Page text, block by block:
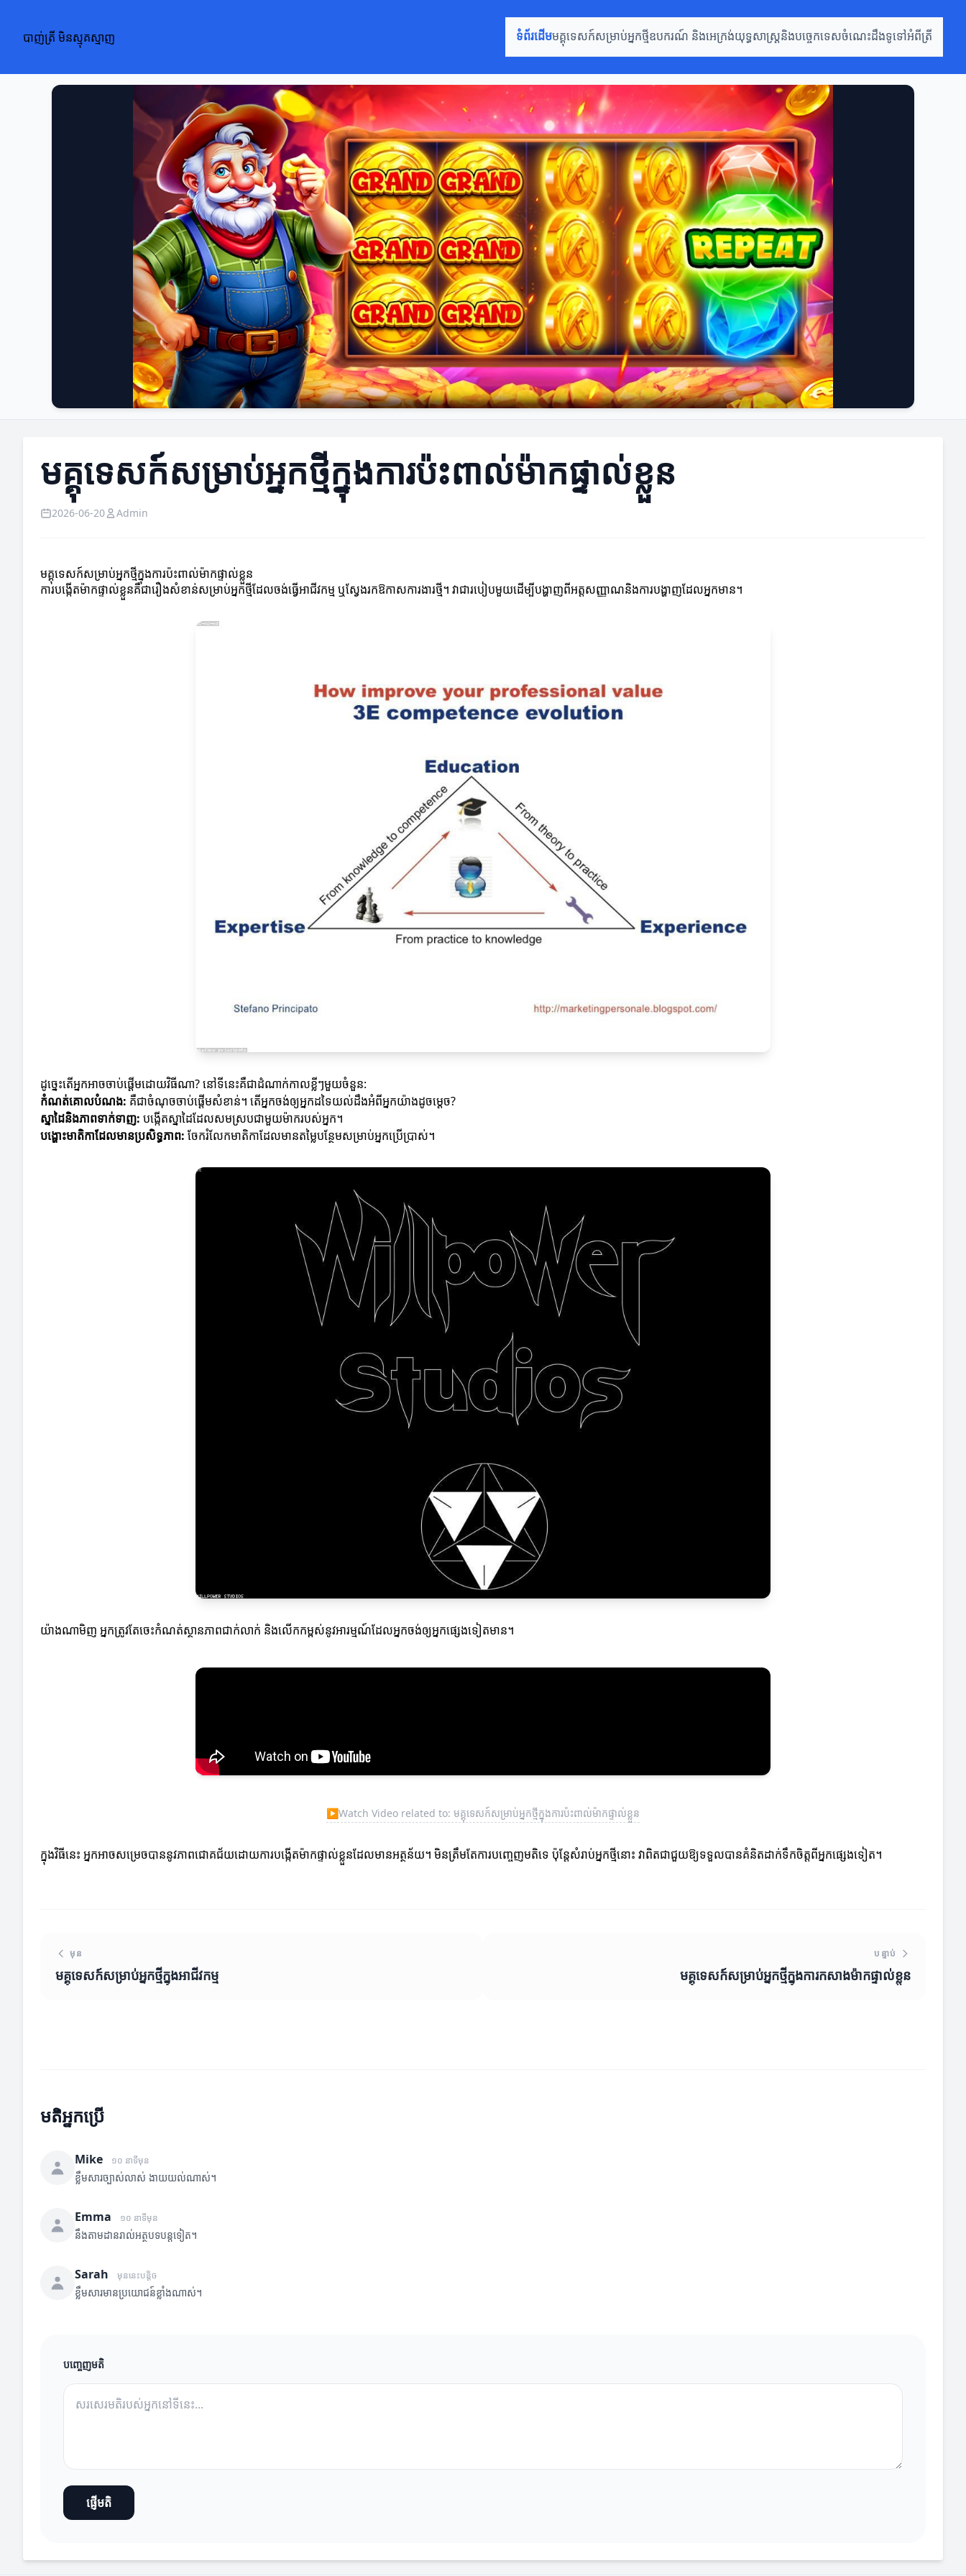
បាញ់ត្រី មិនស្មុគស្មាញ ទំព័រដើមមគ្គុទេសក៍សម្រាប់អ្នកថ្មីឧបករណ៍ និងអេក្រង់យុទ្ធសាស្រ្តនិងបច្ចេកទេសចំណេះដឹងទូទៅអំពីត្រី
មគ្គុទេសក៍សម្រាប់អ្នកថ្មីក្នុងការប៉ះពាល់ម៉ាកផ្ទាល់ខ្លួន
2026-06-20 Admin
មគ្គុទេសក៍សម្រាប់អ្នកថ្មីក្នុងការប៉ះពាល់ម៉ាកផ្ទាល់ខ្លួន
ការបង្កើតម៉ាកផ្ទាល់ខ្លួនគឺជា​រឿងសំខាន់សម្រាប់អ្នកថ្មីដែលចង់ធ្វើអាជីវកម្ម ឬស្វែងរកឱកាសការងារថ្មី។ វាជារបៀបមួយដើម្បីបង្ហាញពីអត្តសញ្ញាណនិងការបង្ហាញដែលអ្នកមាន។
ដូច្នេះតើអ្នកអាចចាប់ផ្តើមដោយវិធីណា? នៅទីនេះគឺជាដំណាក់កាលខ្លីៗមួយចំនួន:
កំណត់គោលបំណង: គឺជាចំណុចចាប់ផ្តើមសំខាន់។ តើអ្នកចង់ឲ្យអ្នកដទៃយល់ដឹងអំពីអ្នកយ៉ាងដូចម្តេច?
ស្នាដៃនិងភាពទាក់ទាញ: បង្កើតស្នាដៃដែលសមស្របជាមួយម៉ាករបស់អ្នក។
បង្ហោះមាតិកាដែលមានប្រសិទ្ធភាព: ចែករំលែកមាតិកាដែលមានតម្លៃបន្ថែមសម្រាប់អ្នកប្រើប្រាស់។
យ៉ាងណាមិញ អ្នកត្រូវតែចេះកំណត់ស្ថានភាពជាក់លាក់ និងលើកកម្ពស់នូវអារម្មណ៍ដែលអ្នកចង់ឲ្យអ្នកផ្សេងទៀតមាន។
▶Watch Video related to: មគ្គុទេសក៍សម្រាប់អ្នកថ្មីក្នុងការប៉ះពាល់ម៉ាកផ្ទាល់ខ្លួន
ក្នុងវិធីនេះ អ្នកអាចសម្រេចបាននូវភាពជោគជ័យដោយការបង្កើតម៉ាកផ្ទាល់ខ្លួនដែលមានអត្ថន័យ។ មិនត្រឹមតែការបញ្ចេញមតិទេ ប៉ុន្តែសំរាប់អ្នកថ្មីនោះ វាពិតជាជួយឱ្យទទួលបានគំនិតដាក់ទឹកចិត្តពីអ្នកផ្សេងទៀត។
មុន
មគ្គុទេសក៍សម្រាប់អ្នកថ្មីក្នុងអាជីវកម្ម
បន្ទាប់
មគ្គុទេសក៍សម្រាប់អ្នកថ្មីក្នុងការកសាងម៉ាកផ្ទាល់ខ្លួន
មតិអ្នកប្រើ
Mike ១០ នាទីមុន
ខ្លឹមសារច្បាស់លាស់ ងាយយល់ណាស់។
Emma ១០ នាទីមុន
នឹងតាមដានរាល់អត្ថបទបន្តទៀត។
Sarah មុននេះបន្តិច
ខ្លឹមសារមានប្រយោជន៍ខ្លាំងណាស់។
បញ្ចេញមតិ
ផ្ញើមតិ